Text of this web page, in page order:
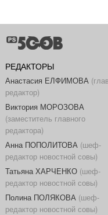
РЕДАКТОРЫ
Анастасия ЕЛФИМОВА
редактор)
Виктория МОРОЗОВА
(заместитель главного
редактора)
Анна ПОПОЛИТОВА(шеф-
редактор новостной совы)
Татьяна ХАРЧЕНКО(шеф-
редактор новостной совы)
Полина ПОЛЯКОВА(шеф-
редактор новостной совы)